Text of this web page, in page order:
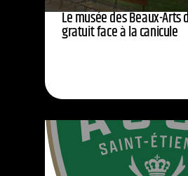
Le musée des Beaux-Arts
gratuit face à la canicule